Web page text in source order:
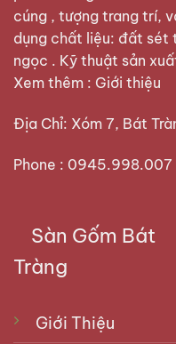
cúng , tượng trang trí,
dụng chất liệu: đất sét
ngọc . Kỹ thuật sản
Xem thêm : Giới thiệu
Địa Chỉ: Xóm 7, Bát
Phone : 0945.998.007
Sàn Gốm Bát
Tràng
Giới Thiệu